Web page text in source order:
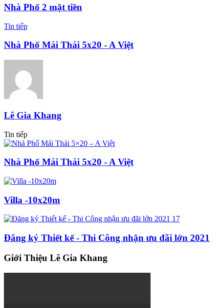
Nhà Phố 2 mặt tiền
Tin tiếp
Nhà Phố Mái Thái 5x20 - A Việt
Lê Gia Khang
Tin tiếp
Nhà Phố Mái Thái 5x20 - A Việt
Villa -10x20m
Đăng ký Thiết kế - Thi Công nhận ưu đãi lớn 2021
Giới Thiệu Lê Gia Khang